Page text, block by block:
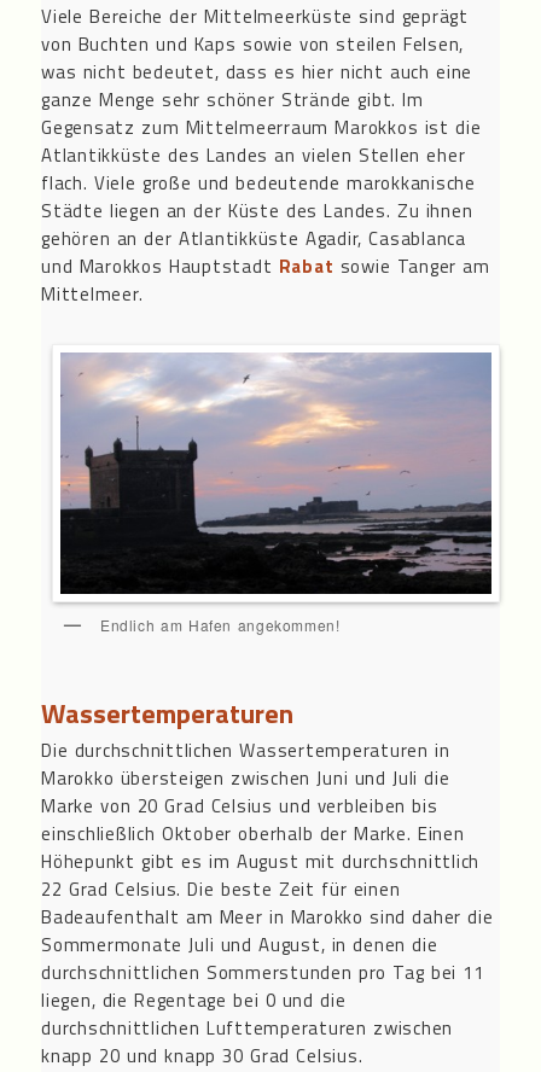
Viele Bereiche der Mittelmeerküste sind geprägt
von Buchten und Kaps sowie von steilen Felsen,
was nicht bedeutet, dass es hier nicht auch eine
ganze Menge sehr schöner Strände gibt. Im
Gegensatz zum Mittelmeerraum Marokkos ist die
Atlantikküste des Landes an vielen Stellen eher
flach. Viele große und bedeutende marokkanische
Städte liegen an der Küste des Landes. Zu ihnen
gehören an der Atlantikküste Agadir, Casablanca
und Marokkos Hauptstadt Rabat sowie Tanger am
Mittelmeer.
Endlich am Hafen angekommen!
Wassertemperaturen
Die durchschnittlichen Wassertemperaturen in
Marokko übersteigen zwischen Juni und Juli die
Marke von 20 Grad Celsius und verbleiben bis
einschließlich Oktober oberhalb der Marke. Einen
Höhepunkt gibt es im August mit durchschnittlich
22 Grad Celsius. Die beste Zeit für einen
Badeaufenthalt am Meer in Marokko sind daher die
Sommermonate Juli und August, in denen die
durchschnittlichen Sommerstunden pro Tag bei 11
liegen, die Regentage bei 0 und die
durchschnittlichen Lufttemperaturen zwischen
knapp 20 und knapp 30 Grad Celsius.